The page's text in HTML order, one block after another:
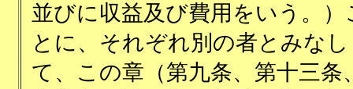
並びに収益及び費用をいう。）
とに、それぞれ別の者とみなし
て、この章（第九条、第十三条